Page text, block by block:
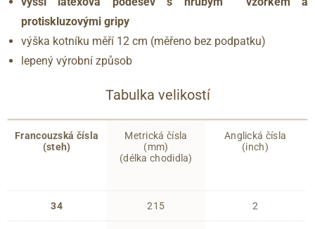
protiskluzovými gripy
výška kotníku měří 12 cm (měřeno bez podpatku)
lepený výrobní způsob
Tabulka velikostí
Francouzská čísla
(steh)
34
Metrická čísla
(mm)
(délka chodidla)
215
Anglická čísla
(inch)
2